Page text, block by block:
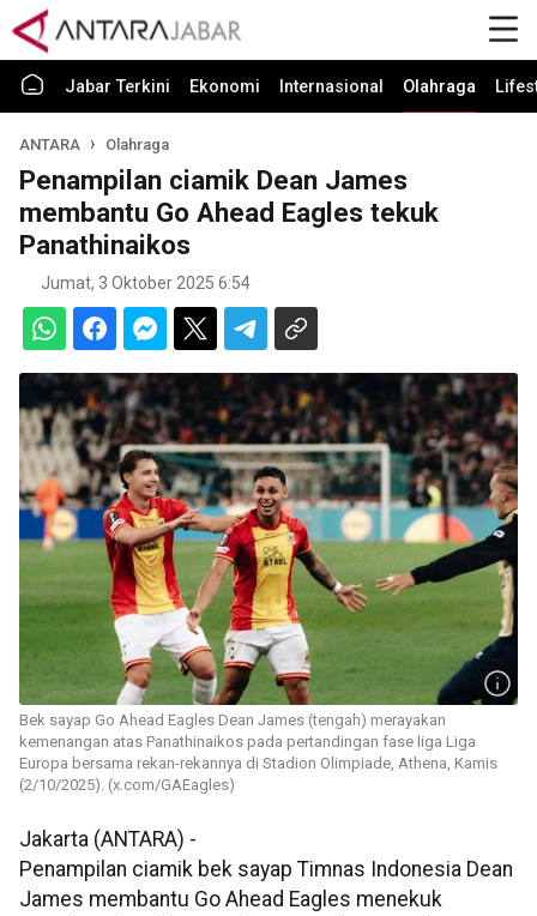
Jabar Terkini Ekonomi Internasional Olahraga
ANTARA Olahraga
Penampilan ciamik Dean James
membantu Go Ahead Eagles tekuk
Panathinaikos
Jumat, 3 Oktober 2025 6:54
Bek sayap Go Ahead Eagles Dean James (tengah) merayakan
kemenangan atas Panathinaikos pada pertandingan fase liga Liga
Europa bersama rekan-rekannya di Stadion Olimpiade, Athena, Kamis
(2/10/2025). (x.com/GAEagles)
Jakarta (ANTARA) -
Penampilan ciamik bek sayap Timnas Indonesia Dean
James membantu Go Ahead Eagles menekuk